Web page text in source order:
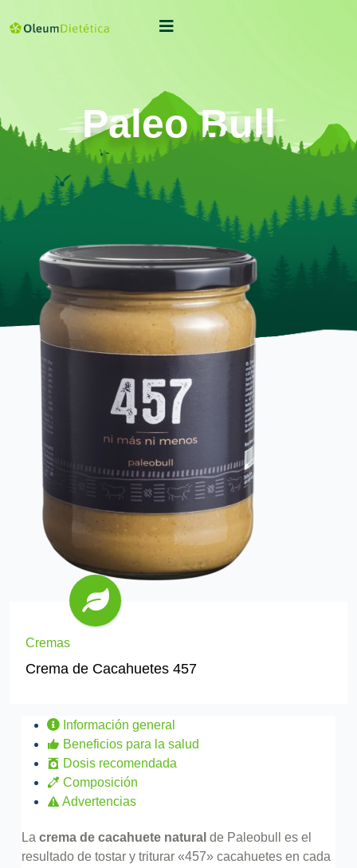
Paleo Bull
Cremas
Crema de Cacahuetes 457
Información general
Beneficios para la salud
Dosis recomendada
Composición
Advertencias
La crema de cacahuete natural de Paleobull es el
resultado de tostar y triturar «457» cacahuetes en cada